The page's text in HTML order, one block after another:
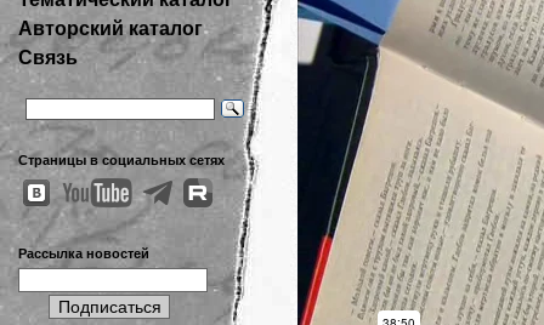
Авторский каталог
Связь
Страницы в социальных сетях
Рассылка новостей